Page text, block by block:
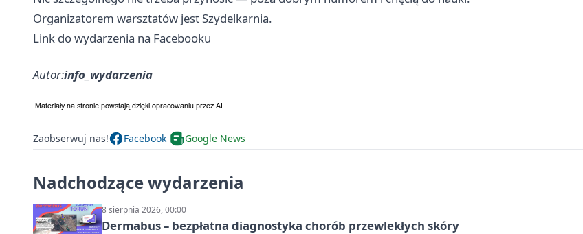
Organizatorem warsztatów jest Szydelkarnia.
Link do wydarzenia na Facebooku
Autor:info_wydarzenia
Zaobserwuj nas! Facebook Google News
Nadchodzące wydarzenia
8 sierpnia 2026, 00:00
Dermabus – bezpłatna diagnostyka chorób przewlekłych skóry